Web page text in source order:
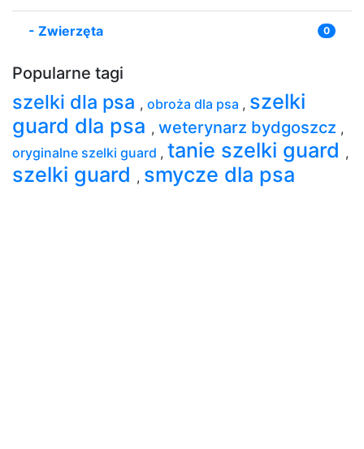
- Zwierzęta 0
Popularne tagi
szelki dla psa , obroża dla psa , szelki
guard dla psa , weterynarz bydgoszcz ,
oryginalne szelki guard , tanie szelki guard ,
szelki guard , smycze dla psa